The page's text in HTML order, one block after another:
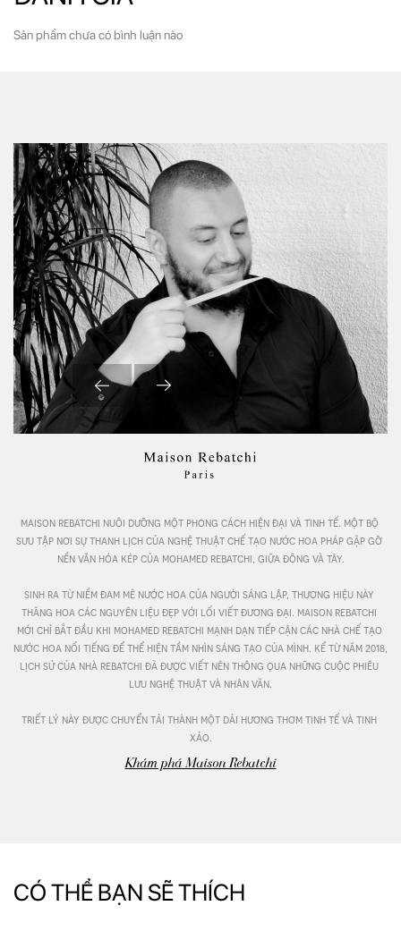
Sản phẩm chưa có bình luận nào
maison rebatchi nuôi dưỡng một phong cách hiện đại và tinh tế. một bộ
sưu tập nơi sự thanh lịch của nghệ thuật chế tạo nước hoa pháp gặp gỡ
nền văn hóa kép của mohamed rebatchi, giữa đông và tây.
sinh ra từ niềm đam mê nước hoa của người sáng lập, thương hiệu này
thăng hoa các nguyên liệu đẹp với lối viết đương đại. maison rebatchi
mới chỉ bắt đầu khi mohamed rebatchi mạnh dạn tiếp cận các nhà chế tạo
nước hoa nổi tiếng để thể hiện tầm nhìn sáng tạo của mình. kể từ năm 2018,
lịch sử của nhà rebatchi đã được viết nên thông qua những cuộc phiêu
lưu nghệ thuật và nhân văn.
triết lý này được chuyển tải thành một dải hương thơm tinh tế và tinh
xảo.
Khám phá Maison Rebatchi
CÓ THỂ BẠN SẼ THÍCH